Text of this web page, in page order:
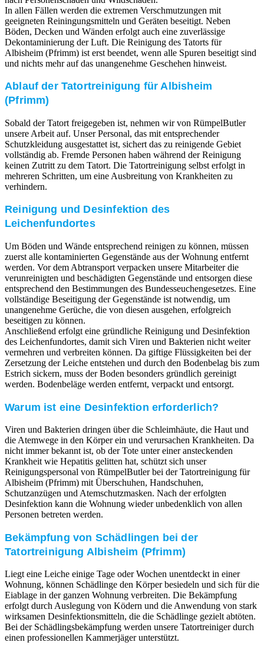
In allen Fällen werden die extremen Verschmutzungen mit
geeigneten Reiningungsmitteln und Geräten beseitigt. Neben
Böden, Decken und Wänden erfolgt auch eine zuverlässige
Dekontaminierung der Luft. Die Reinigung des Tatorts für
Albisheim (Pfrimm) ist erst beendet, wenn alle Spuren beseitigt sind
und nichts mehr auf das unangenehme Geschehen hinweist.
Ablauf der Tatortreinigung für Albisheim
(Pfrimm)
Sobald der Tatort freigegeben ist, nehmen wir von RümpelButler
unsere Arbeit auf. Unser Personal, das mit entsprechender
Schutzkleidung ausgestattet ist, sichert das zu reinigende Gebiet
vollständig ab. Fremde Personen haben während der Reinigung
keinen Zutritt zu dem Tatort. Die Tatortreinigung selbst erfolgt in
mehreren Schritten, um eine Ausbreitung von Krankheiten zu
verhindern.
Reinigung und Desinfektion des
Leichenfundortes
Um Böden und Wände entsprechend reinigen zu können, müssen
zuerst alle kontaminierten Gegenstände aus der Wohnung entfernt
werden. Vor dem Abtransport verpacken unsere Mitarbeiter die
verunreinigten und beschädigten Gegenstände und entsorgen diese
entsprechend den Bestimmungen des Bundesseuchengesetzes. Eine
vollständige Beseitigung der Gegenstände ist notwendig, um
unangenehme Gerüche, die von diesen ausgehen, erfolgreich
beseitigen zu können.
Anschließend erfolgt eine gründliche Reinigung und Desinfektion
des Leichenfundortes, damit sich Viren und Bakterien nicht weiter
vermehren und verbreiten können. Da giftige Flüssigkeiten bei der
Zersetzung der Leiche entstehen und durch den Bodenbelag bis zum
Estrich sickern, muss der Boden besonders gründlich gereinigt
werden. Bodenbeläge werden entfernt, verpackt und entsorgt.
Warum ist eine Desinfektion erforderlich?
Viren und Bakterien dringen über die Schleimhäute, die Haut und
die Atemwege in den Körper ein und verursachen Krankheiten. Da
nicht immer bekannt ist, ob der Tote unter einer ansteckenden
Krankheit wie Hepatitis gelitten hat, schützt sich unser
Reinigungspersonal von RümpelButler bei der Tatortreinigung für
Albisheim (Pfrimm) mit Überschuhen, Handschuhen,
Schutzanzügen und Atemschutzmasken. Nach der erfolgten
Desinfektion kann die Wohnung wieder unbedenklich von allen
Personen betreten werden.
Bekämpfung von Schädlingen bei der
Tatortreinigung Albisheim (Pfrimm)
Liegt eine Leiche einige Tage oder Wochen unentdeckt in einer
Wohnung, können Schädlinge den Körper besiedeln und sich für die
Eiablage in der ganzen Wohnung verbreiten. Die Bekämpfung
erfolgt durch Auslegung von Ködern und die Anwendung von stark
wirksamen Desinfektionsmitteln, die die Schädlinge gezielt abtöten.
Bei der Schädlingsbekämpfung werden unsere Tatortreiniger durch
einen professionellen Kammerjäger unterstützt.